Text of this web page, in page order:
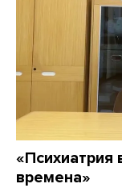
«Психиатрия
времена»